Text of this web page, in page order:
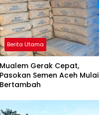
Berita Utama
Mualem Gerak Cepat,
Pasokan Semen Aceh Mulai
Bertambah